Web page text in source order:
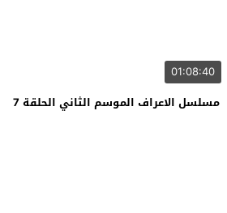
01:08:40
مسلسل الاعراف الموسم الثاني الحلقة 7